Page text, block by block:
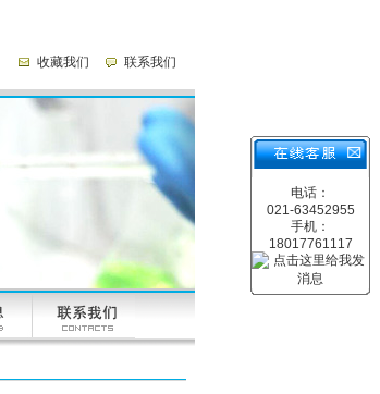
收藏我们 联系我们
电话：
021-63452955
手机：
18017761117